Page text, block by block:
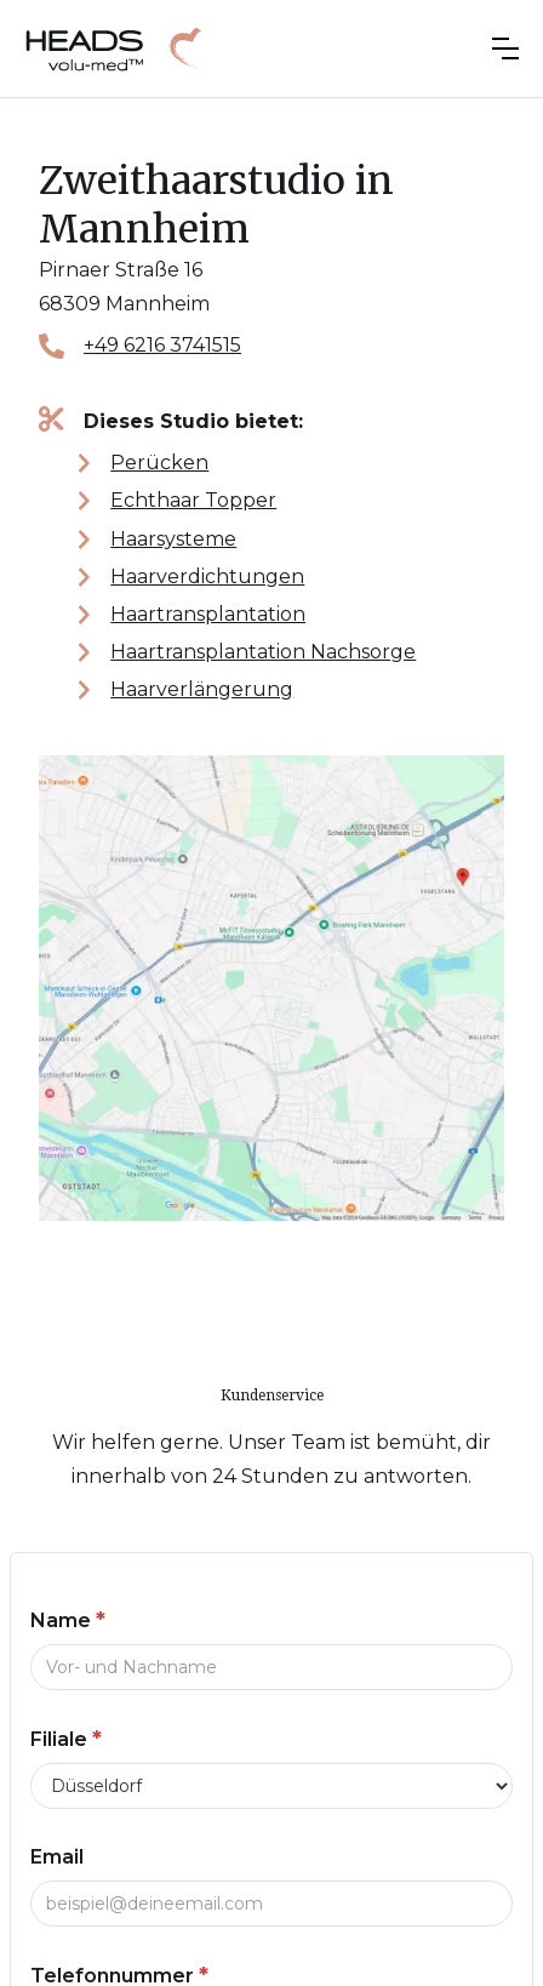
Zweithaarstudio in
Mannheim
Pirnaer Straße 16
68309 Mannheim
+49 6216 3741515
Dieses Studio bietet:
Perücken
Echthaar Topper
Haarsysteme
Haarverdichtungen
Haartransplantation
Haartransplantation Nachsorge
Haarverlängerung
Kundenservice
Wir helfen gerne. Unser Team ist bemüht, dir
innerhalb von 24 Stunden zu antworten.
Name *
Filiale *
Email
Telefonnummer *